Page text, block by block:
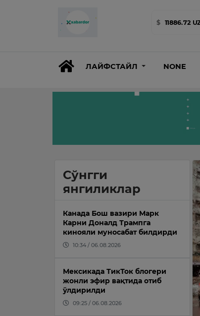
$ 11886.72
ЛАЙФСТАЙЛ NONE
Сўнгги
янгиликлар
Канада Бош вазири Марк
Карни Доналд Трампга
кинояли муносабат билдирди
10:34 / 06.08.2026
Мексикада ТикТок блогери
жонли эфир вақтида отиб
ўлдирилди
09:25 / 06.08.2026